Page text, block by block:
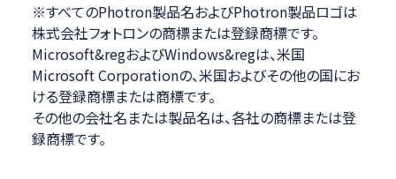
※すべてのPhotron製品名およびPhotron製品ロゴは
株式会社フォトロンの商標または登録商標です。
Microsoft&regおよびWindows&regは、米国
Microsoft Corporationの、米国およびその他の国にお
ける登録商標または商標です。
その他の会社名または製品名は、各社の商標または登
録商標です。